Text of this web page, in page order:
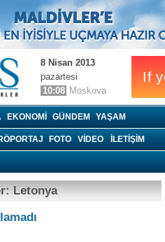
8 Nisan 2013
pazartesi
10:08 Moskova
EKONOMI GÜNDEM YAŞAM
FOTO VIDEO İLETİŞİM
Letonya